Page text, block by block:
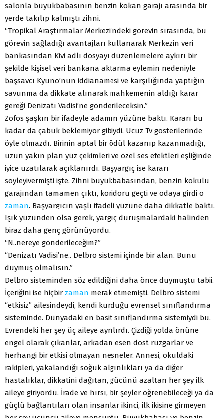
salonla büyükbabasının benzin kokan garajı arasında bir
yerde takılıp kalmıştı zihni.
“Tropikal Araştırmalar Merkezi’ndeki görevin sırasında, bu
görevin sağladığı avantajları kullanarak Merkezin veri
bankasından Kivi adlı dosyayı düzenlemelere aykırı bir
şekilde kişisel veri bankana aktarma eylemin nedeniyle
başsavcı Kyuno’nun iddianamesi ve karşılığında yaptığın
savunma da dikkate alınarak mahkemenin aldığı karar
gereği Denizatı Vadisi’ne gönderileceksin.”
Zofos şaşkın bir ifadeyle adamın yüzüne baktı. Kararı bu
kadar da çabuk beklemiyor gibiydi. Ucuz Tv gösterilerinde
öyle olmazdı. Birinin aptal bir ödül kazanıp kazanmadığı,
uzun yakın plan yüz çekimleri ve özel ses efektleri eşliğinde
iyice uzatılarak açıklanırdı. Başyargıç ise kararı
söyleyivermişti işte. Zihni büyükbabasından, benzin kokulu
garajından tamamen çıktı, koridoru geçti ve odaya girdi o
zaman. Başyargıcın yaşlı ifadeli yüzüne daha dikkatle baktı.
Işık yüzünden olsa gerek, yargıç duruşmalardaki halinden
biraz daha genç görünüyordu.
“N..nereye gönderileceğim?”
“Denizatı Vadisi’ne.. Delbro sistemi içinde bir alan. Bunu
duymuş olmalısın.”
Delbro sisteminden söz edildiğini daha önce duymuştu tabii.
İçeriğini ise hiçbir zaman merak etmemişti. Delbro sistemi
“etkisiz” ailesindeydi, kendi kurduğu evrensel sınıflandırma
sisteminde. Dünyadaki en basit sınıflandırma sistemiydi bu.
Evrendeki her şey üç aileye ayrılırdı. Çizdiği yolda önüne
engel olarak çıkanlar, arkadan esen dost rüzgarlar ve
herhangi bir etkisi olmayan nesneler. Annesi, okuldaki
rakipleri, yakalandığı soğuk algınlıkları ya da diğer
hastalıklar, dikkatini dağıtan, gücünü azaltan her şey ilk
aileye giriyordu. İrade ve hırsı, bir şeyler öğrenebileceği ya da
güçlü bağlantıları olan insanlar ikinci, ilk ikisine girmeyen